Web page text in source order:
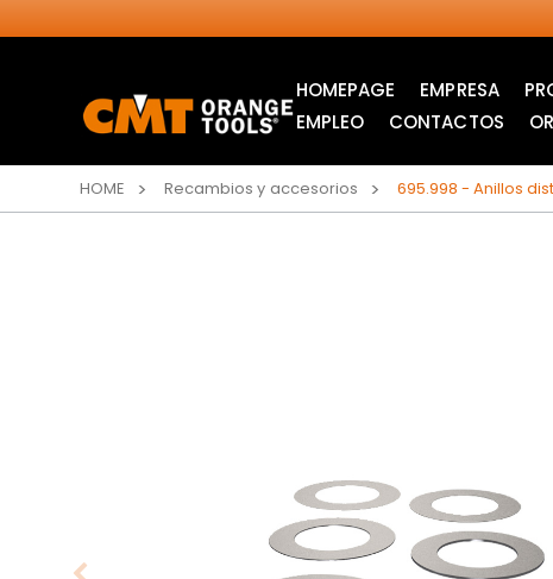
HOMEPAGE EMPRESA
CALAR
EMPLEO
CONTACTOS
HOME Recambios y accesorios 695.998 - Anillos